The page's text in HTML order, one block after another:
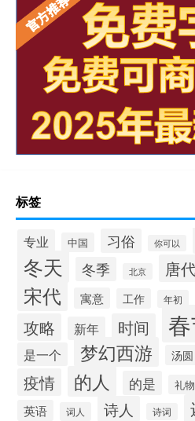
标签
专业 中国 习俗 你可以
冬天 冬季 北京 唐
宋代 寓意 工作 年初
攻略 新年 时间
是一个 梦幻西游 汤圆
疫情 的人 的是 礼物
英语 词人 诗人 诗词